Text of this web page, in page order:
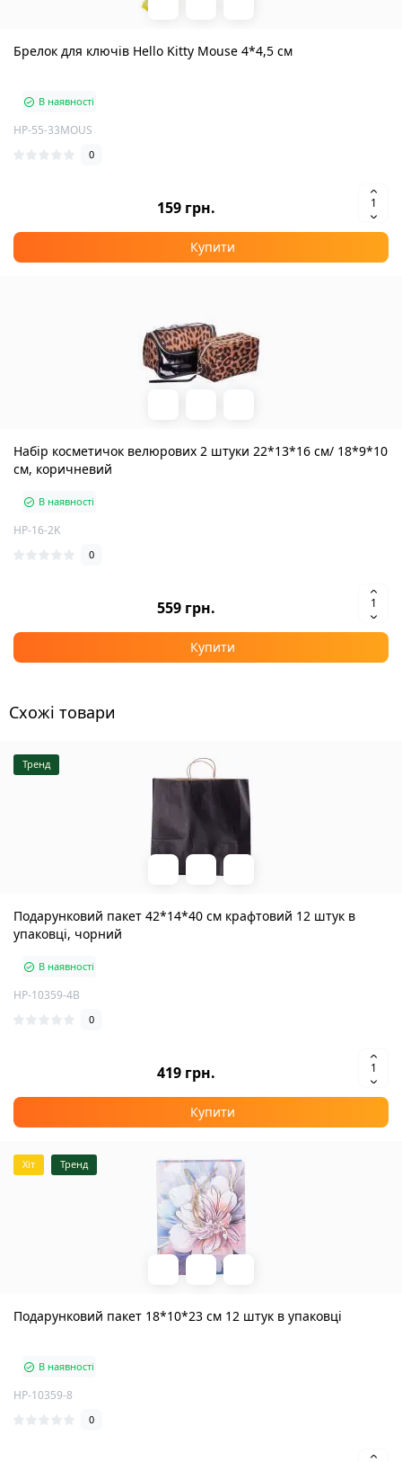
Брелок для ключів Hello Kitty Mouse 4*4,5 см
В наявності
HP-55-33MOUS
0
159 грн.
Купити
Набір косметичок велюрових 2 штуки 22*13*16 см/ 18*9*10
см, коричневий
В наявності
HP-16-2K
0
559 грн.
Купити
Схожі товари
Тренд
Подарунковий пакет 42*14*40 см крафтовий 12 штук в
упаковці, чорний
В наявності
HP-10359-4B
0
419 грн.
Купити
Хіт Тренд
Подарунковий пакет 18*10*23 см 12 штук в упаковці
В наявності
HP-10359-8
0